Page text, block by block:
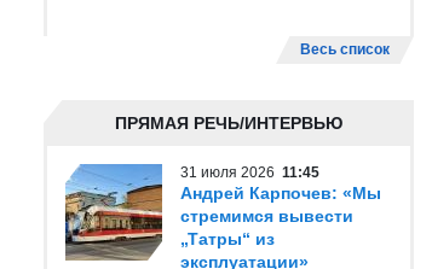
Весь список
ПРЯМАЯ РЕЧЬ/ИНТЕРВЬЮ
31 июля 2026 11:45
Андрей Карпочев: «Мы
стремимся вывести
„Татры“ из
эксплуатации»